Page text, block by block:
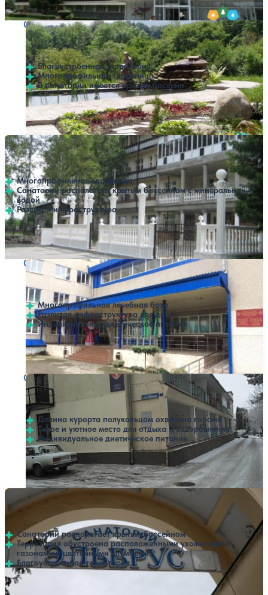
Профилей лечения:8 Крытый бассейн
Санаторий Нарзан
Нальчик
Благоустроенная территория
Многопрофильная здравница
В санатории имеется крытый бассейн
Профилей лечения:3 Крытый бассейн
Нет цен или свободных мест на выбранные даты
Выбрать другой вариант
Санаторий Олимп
Нальчик
Многопрофильная здравница
Санаторий располагает крытым бассейном с минеральной
водой
Развитая инфраструктура
Профилей лечения:7 Крытый бассейн
Нет цен или свободных мест на выбранные даты
Выбрать другой вариант
Санаторий Радуга
4.612 отзывов
Нальчик
Многопрофильная лечебная база
Развитая инфраструктура для детей
Индивидуальное диетическое питание
Профилей лечения: 8
Нет цен или свободных мест на выбранные даты
Выбрать другой вариант
Санаторий Терек
Нальчик
Долина курорта полукольцом охвачена горами
Тихое и уютное место для отдыха и оздоровления
Индивидуальное диетическое питание
Профилей лечения:2
Нет цен или свободных мест на выбранные даты
Выбрать другой вариант
Санаторий Эльбрус
Нальчик
Санаторий располагает крытым бассейном
Территория обустроена расположенными ухоженными
газонами и цветочными клумбами
Благоустроенная территория
Нет цен или свободных мест на выбранные даты
Выбрать другой вариант